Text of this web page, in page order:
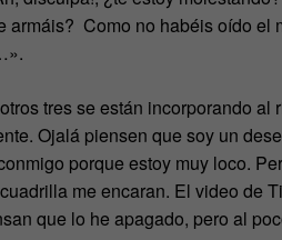
armáis? Como no habéis oído el
tres se están incorporando al
Ojalá piensen que soy un
porque estoy muy loco.
me encaran. El video de
que lo he apagado, pero al